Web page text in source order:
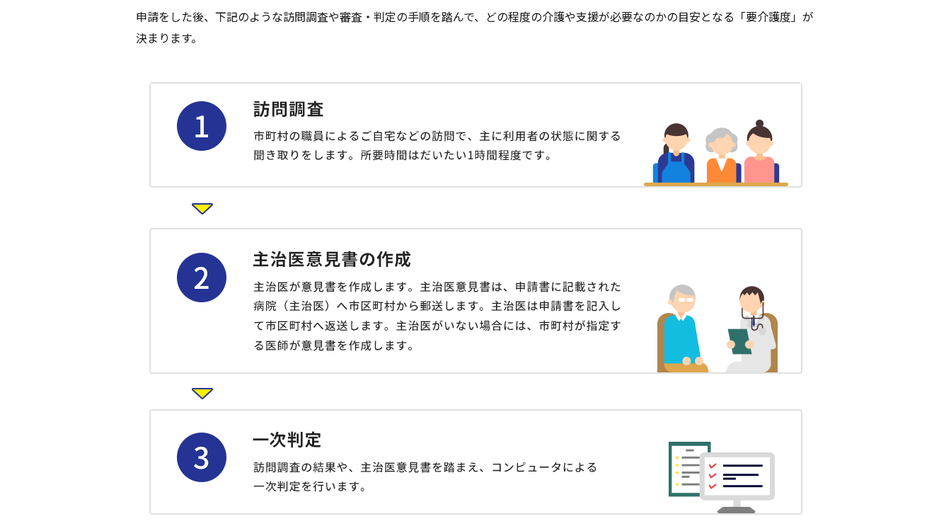
申請をした後、下記のような訪問調査や審査・判定の手順を踏んで、どの程度の介護や支援が必要なのかの目安となる「要介護度」が
決まります。